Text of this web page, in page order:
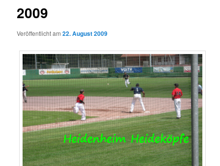
2009
Veröffentlicht am22. August 2009